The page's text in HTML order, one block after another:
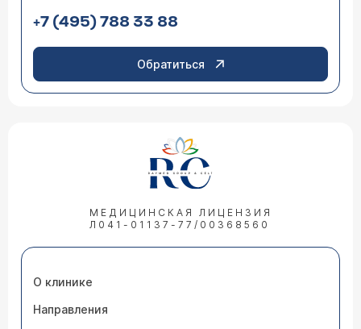
+7 (495) 788 33 88
Обратиться
МЕДИЦИНСКАЯ ЛИЦЕНЗИЯ
Л041-01137-77/00368560
О клинике
Направления